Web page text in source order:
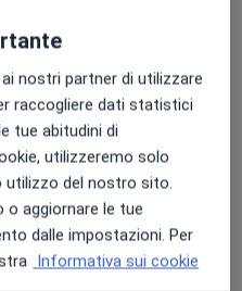
& estetica
Nasale Deviato
localizzate
nostri partner di utilizzare
raccogliere dati statistici
tue abitudini di
utilizzeremo solo
utilizzo del nostro sito.
o aggiornare le tue
dalle impostazioni. Per
Informativa sui cookie